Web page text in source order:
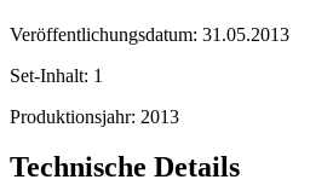
Veröffentlichungsdatum: 31.05.2013
Set-Inhalt: 1
Produktionsjahr: 2013
Technische Details